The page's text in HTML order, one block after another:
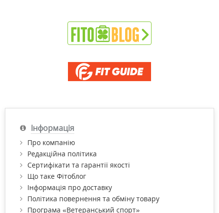
Інформація
Про компанію
Редакційна політика
Сертифікати та гарантії якості
Що таке Фітоблог
Інформація про доставку
Політика повернення та обміну товару
Програма «Ветеранський спорт»